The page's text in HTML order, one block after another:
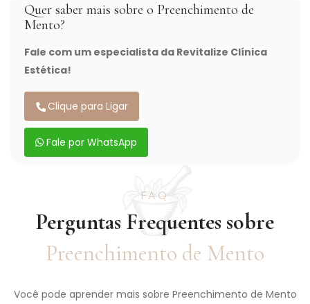
Quer saber mais sobre o Preenchimento de
Mento?
Fale com um especialista da Revitalize Clínica
Estética!
Clique para Ligar
Fale por WhatsApp
FAQ
Perguntas Frequentes sobre
Preenchimento de Mento
Você pode aprender mais sobre Preenchimento de Mento